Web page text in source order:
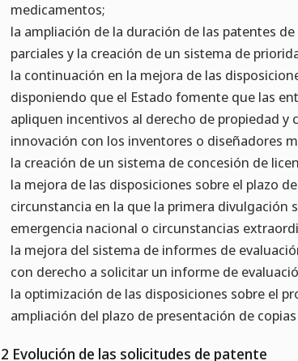
medicamentos;
la ampliación de la duración de las patentes
parciales y la creación de un sistema de
la continuación en la mejora de las
disponiendo que el Estado fomente que las
apliquen incentivos al derecho de propiedad
innovación con los inventores o diseñadores
la creación de un sistema de concesión de
la mejora de las disposiciones sobre el plazo
circunstancia en la que la primera divulgación
emergencia nacional o circunstancias
la mejora del sistema de informes de
con derecho a solicitar un informe de
la optimización de las disposiciones sobre el
ampliación del plazo de presentación de
Evolución de las solicitudes de patente